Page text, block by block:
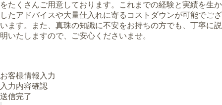
をたくさんご用意しております。これまでの経験と実績を生か
したアドバイスや大量仕入れに寄るコストダウンが可能でござ
います。また、真珠の知識に不安をお持ちの方でも、丁寧に説
明いたしますので、ご安心くださいませ。
お客様情報入力
入力内容確認
送信完了